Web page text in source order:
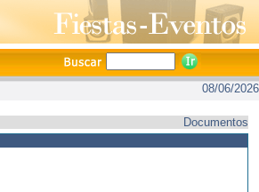
08/06/2026
Documentos